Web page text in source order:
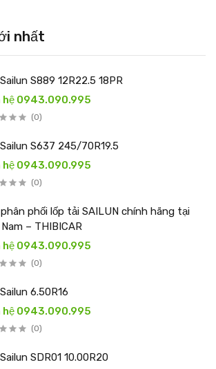
nhất
S889 12R22.5 18PR
hệ 0943.090.995
(0)
S637 245/70R19.5
hệ 0943.090.995
(0)
phối lốp tải SAILUN chính hãng tại
– THIBICAR
hệ 0943.090.995
(0)
6.50R16
hệ 0943.090.995
(0)
SDR01 10.00R20